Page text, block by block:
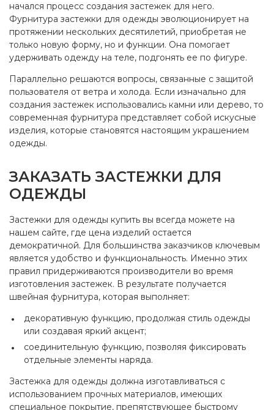
начался процесс создания застежек для него.
Фурнитура застежки для одежды эволюционирует на
протяжении нескольких десятилетий, приобретая не
только новую форму, но и функции. Она помогает
удерживать одежду на теле, подгонять ее по фигуре.
Параллельно решаются вопросы, связанные с защитой
пользователя от ветра и холода. Если изначально для
создания застежек использовались камни или дерево, то
современная фурнитура представляет собой искусные
изделия, которые становятся настоящим украшением
одежды.
ЗАКАЗАТЬ ЗАСТЕЖКИ ДЛЯ
ОДЕЖДЫ
Застежки для одежды купить вы всегда можете на
нашем сайте, где цена изделий остается
демократичной. Для большинства заказчиков ключевым
является удобство и функциональность. Именно этих
правил придерживаются производители во время
изготовления застежек. В результате получается
швейная фурнитура, которая выполняет:
декоративную функцию, продолжая стиль одежды
или создавая яркий акцент;
соединительную функцию, позволяя фиксировать
отдельные элементы наряда.
Застежка для одежды должна изготавливаться с
использованием прочных материалов, имеющих
специальное покрытие, препятствующее быстрому